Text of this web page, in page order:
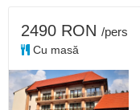
2490 RON /pers
Cu masă